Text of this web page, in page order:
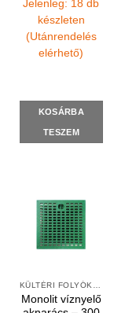
Jelenleg: 18 db
készleten
(Utánrendelés
elérhető)
KOSÁRBA
TESZEM
KÜLTÉRI FOLYÓKÁK ÉS VÍZNYELŐK
Monolit víznyelő